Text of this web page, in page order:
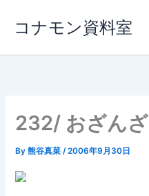
ス
コナモン資料室
232/ おざんざ
By熊谷真菜/2006年9月30日